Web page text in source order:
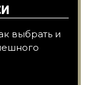
выбрать и